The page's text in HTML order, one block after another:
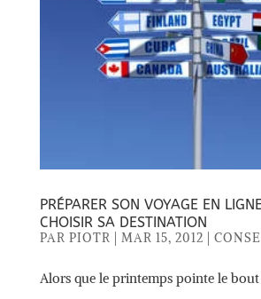
PRÉPARER SON VOYAGE EN
CHOISIR SA DESTINATION
PAR PIOTR MAR 15, 2012
Alors que le printemps pointe le bout